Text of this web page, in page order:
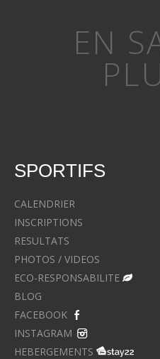
EN
SPORTIFS
CALENDRIER
INSCRIPTIONS
RESULTATS
PHOTOS / VIDEOS
ECO-RESPONSABILITE
BLOG
FACEBOOK
INSTAGRAM
HEBERGEMENTS